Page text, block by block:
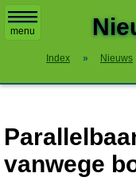
menu
Index » Nieuws
vanwege